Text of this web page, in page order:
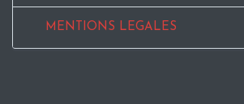
MENTIONS LEGALES